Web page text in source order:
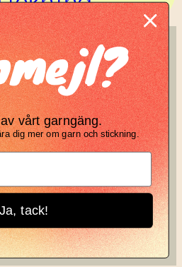
KNIT KNOT
Manifesto
Garnbrev
vårt garngäng.
dig mer om garn och stickning.
Ja, tack!